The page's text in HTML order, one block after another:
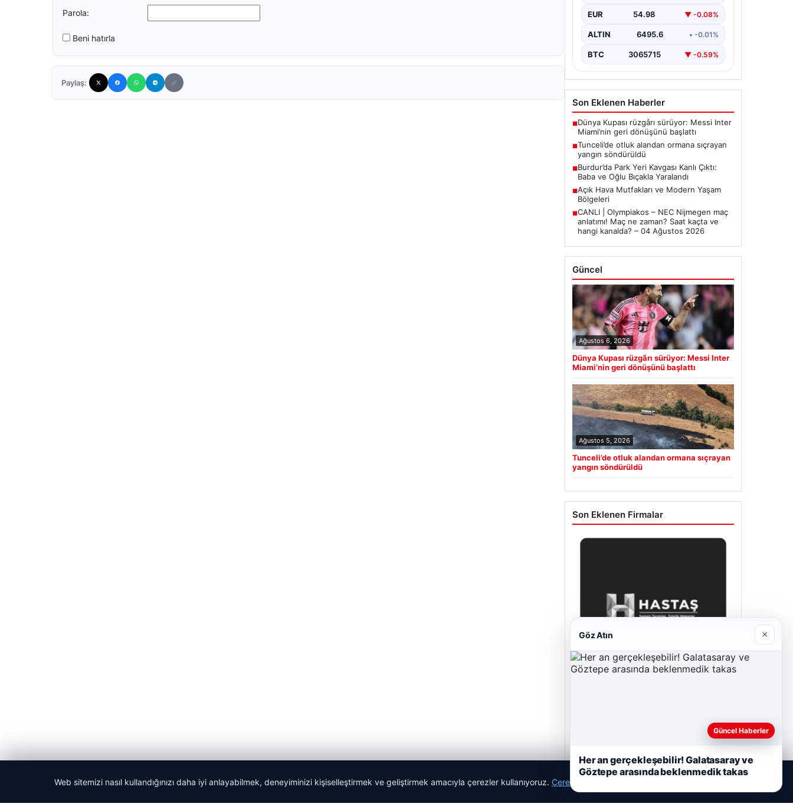
Parola:
Beni hatırla
Paylaş:
EUR 54.98 ▼ -0.08%
ALTIN 6495.6 • -0.01%
BTC 3065715 ▼ -0.59%
Son Eklenen Haberler
■Dünya Kupası rüzgârı sürüyor: Messi Inter
Miami’nin geri dönüşünü başlattı
■Tunceli’de otluk alandan ormana sıçrayan
yangın söndürüldü
■Burdur’da Park Yeri Kavgası Kanlı Çıktı:
Baba ve Oğlu Bıçakla Yaralandı
■Açık Hava Mutfakları ve Modern Yaşam
Bölgeleri
■CANLI | Olympiakos – NEC Nijmegen maç
anlatımı! Maç ne zaman? Saat kaçta ve
hangi kanalda? – 04 Ağustos 2026
Güncel
Ağustos 6, 2026
Dünya Kupası rüzgârı sürüyor: Messi Inter
Miami’nin geri dönüşünü başlattı
Ağustos 5, 2026
Tunceli’de otluk alandan ormana sıçrayan
yangın söndürüldü
Son Eklenen Firmalar
Web sitemizi nasıl kullandığınızı daha iyi anlayabilmek, deneyiminizi kişiselleştirmek ve geliştirmek amacıyla çerezler kullanıyoruz. Çerez Politikamız
Göz Atın ×
Güncel Haberler
Her an gerçekleşebilir! Galatasaray ve
Göztepe arasında beklenmedik takas